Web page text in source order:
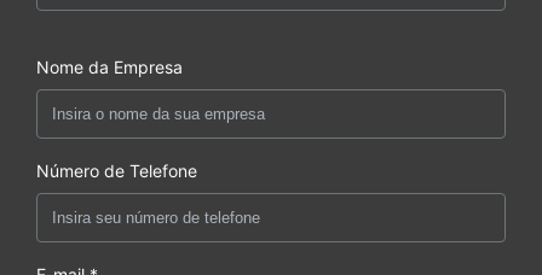
Nome da Empresa
Número de Telefone